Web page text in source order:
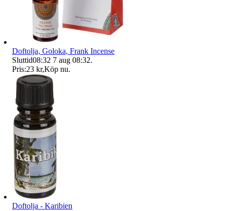
Doftolja, Goloka, Frank Incense
Sluttid08:32 7 aug 08:32.
Pris:23 kr,Köp nu.
Doftolja - Karibien